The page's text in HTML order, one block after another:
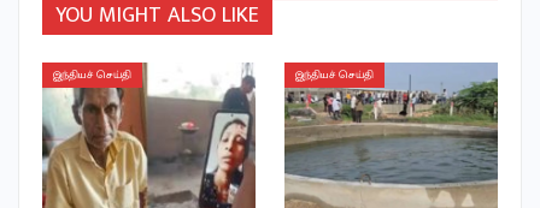
YOU MIGHT ALSO LIKE
இந்தியச் செய்தி இந்தியச் செய்தி